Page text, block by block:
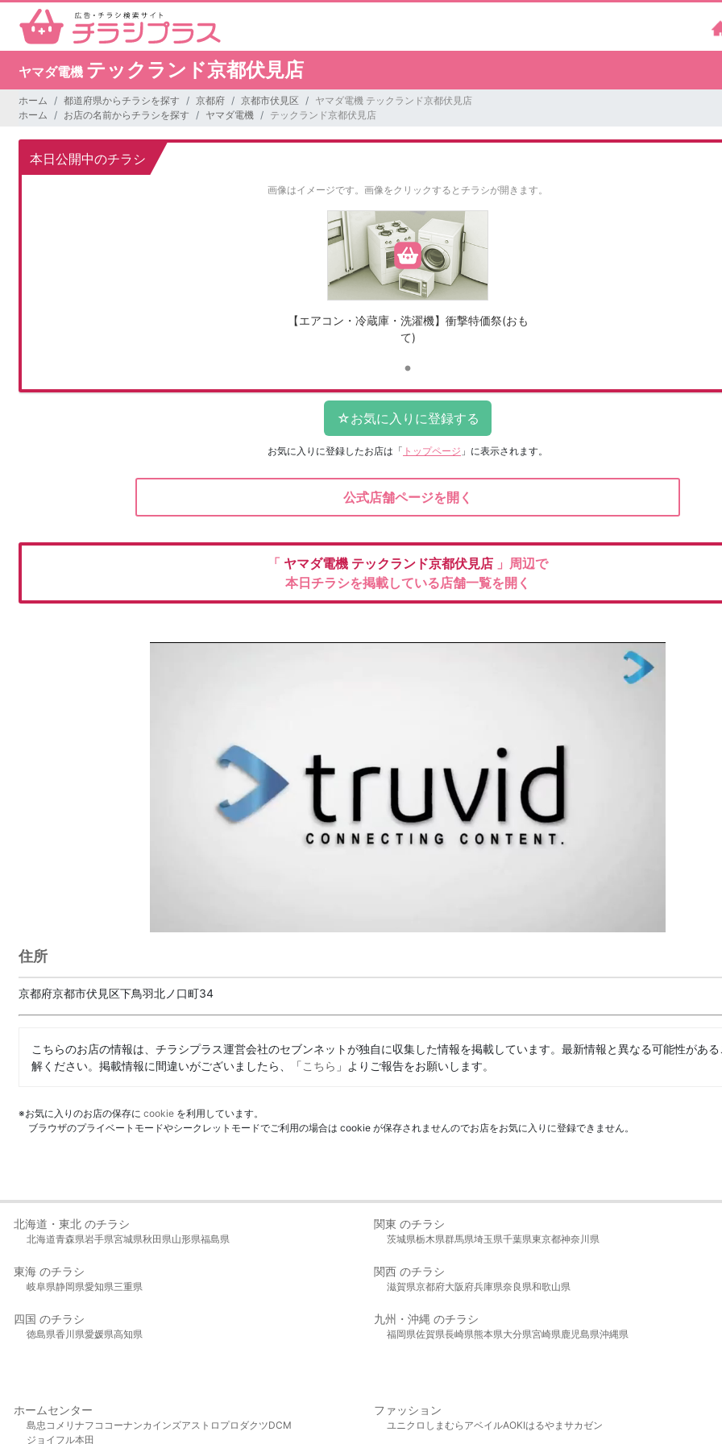
ヤマダ電機 テックランド京都伏見店
ホーム 都道府県からチラシを探す 京都府 京都市伏見区
ヤマダ電機 テックランド京都伏見店
ホーム
お店の名前からチラシを探す ヤマダ電機 テックランド京都伏見店
本日公開中のチラシ
画像はイメージです。 画像をクリックするとチラシが開きます。
【エアコン・冷蔵庫・洗濯機】衝撃特価祭(おも
て)
お気に入りに登録したお店は 「 トップページ 」に表示されます。
公式店舗ページを開く
「 ヤマダ電機 テックランド京都伏見店 」周辺で
本日チラシを掲載している店舗一覧を開く
住所
京都府京都市伏見区下鳥羽北ノ口町34
こちらのお店の情報は、チラシプラス運営会社のセブンネットが独自に収集した情報を掲載しています。最新情報と異なる可能性があ
解ください。掲載情報に間違いがございましたら、「こちら 」よりご報告をお願いします。
※お気に入りのお店の保存に cookie を利用しています。
ブラウザのプライベートモードやシークレットモードでご利用の場合は cookie が保存されませんのでお店をお気に入りに登録できません。
北海道・東北 のチラシ
北海道青森県岩手県宮城県秋田県山形県福島県
関東 のチラシ
茨城県栃木県群馬県埼玉県千葉県東京都神奈川県
東海 のチラシ
岐阜県静岡県愛知県三重県
関西 のチラシ
滋賀県京都府大阪府兵庫県奈良県和歌山県
四国 のチラシ
徳島県香川県愛媛県高知県
九州・沖縄 のチラシ
福岡県佐賀県長崎県熊本県大分県宮崎県鹿児島県沖縄県
ホームセンター
島忠 コメリ ナフコ コーナンカインズアストロプロダクツDCM
ジョイフル本田
ファッション
ユニクロ しまむら アベイルAOKIはるやま サカゼン